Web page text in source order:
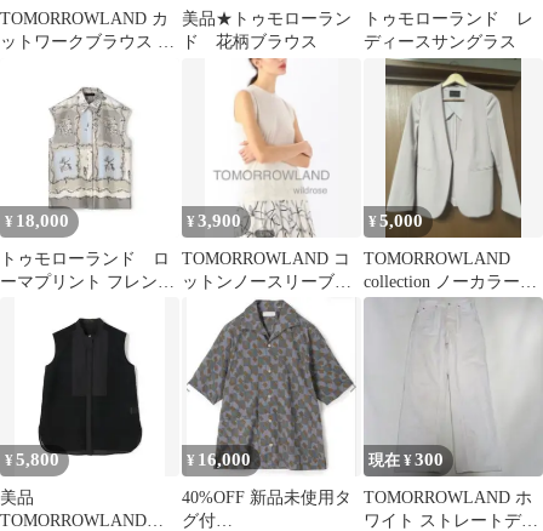
TOMORROWLAND カ
ットワークブラウス サ
美品★トゥモローラン
ド 花柄ブラウス
トゥモローランド レ
ディースサングラス
¥ 18,000
トゥモローランド ロ
ーマプリント フレンチ
¥3,900
TOMORROWLAND コ
ットンノースリーブプ
ルオーバー 定価11,000
¥5,000
TOMORROWLAND
collection ノーカラージ
ャケット
¥5,800
美品
TOMORROWLAND
¥ 16,000
40%OFF 新品未使用タ
グ付
現在 ¥300
TOMORROWLAND ホ
ワイト ストレートデニ